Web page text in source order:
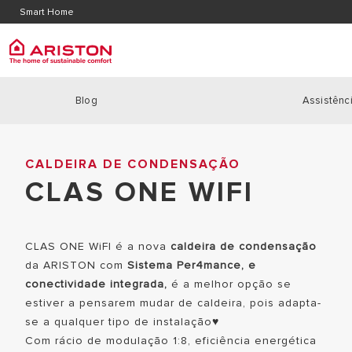
Smart Home
ARISTON GROUP
TRABALHA CONNOSCO
PRODUCTS | CATEGORIES
CALDEIRAS
BOMBAS DE CALOR
REGULAÇÃO
AR CONDICIONADO E DESUMIDIFICADORES
ACUMULADORES A GÀS
POTÊNCIA
Blog
Caldeiras
CALDEIRA DE CONDENSAÇÃO
CLAS ONE WIFI
CLAS ONE WiFI é a nova caldeira de condensação
da ARISTON com Sistema Per4mance, e
conectividade integrada, é a melhor opção se
estiver a pensarem mudar de caldeira, pois adapta-
se a qualquer tipo de instalação♥
Com rácio de modulação 1:8, eficiência energética